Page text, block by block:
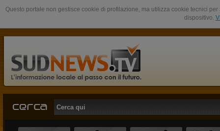
Questo portale non gestisce cookie di profilazione, ma utilizza cookie tecnici
dispositivo.